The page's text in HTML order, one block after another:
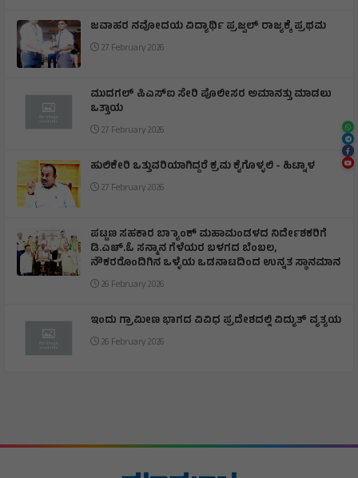
ಜವಾಹರ ನವೋದಯ ವಿದ್ಯಾರ್ಥಿ ಪ್ರಜ್ವಲ್ ರಾಜ್ಯಕ್ಕೆ ಪ್ರಥಮ
27 February 2026
ಮುದಗಲ್ ಪಿಎಸ್‌ಐ ಸೇರಿ ಪೊಲೀಸರ ಅಮಾನತ್ತು ಮಾಡಲು
ಒತ್ತಾಯ
27 February 2026
ಹುಲಿಕೇರಿ ಒತ್ತುವರಿಯಾಗಿದ್ದರೆ ಕ್ರಮ ಕೈಗೊಳ್ಳಲಿ - ಹಿಟ್ನಾಳ
27 February 2026
ಪಟ್ಟಣ ಸಹಕಾರ ಬ್ಯಾಾಂಕ್ ಮಹಾಮಂಡಳದ ನಿರ್ದೇಶಕರಿಗೆ
ಡಿ.ಎಚ್.ಓ ಸನ್ಮಾನ ಗೆಳೆಯರ ಬಳಗದ ಬೆಂಬಲ,
ನೌಕರರೊಂದಿಗಿನ ಒಳ್ಳೆಯ ಒಡನಾಟದಿಂದ ಉನ್ನತ ಸ್ಥಾನಮಾನ
26 February 2026
ಇಂದು ಗ್ರಾಮೀಣ ಭಾಗದ ವಿವಿಧ ಪ್ರದೇಶದಲ್ಲಿ ವಿದ್ಯುತ್ ವ್ಯತ್ಯಯ
26 February 2026